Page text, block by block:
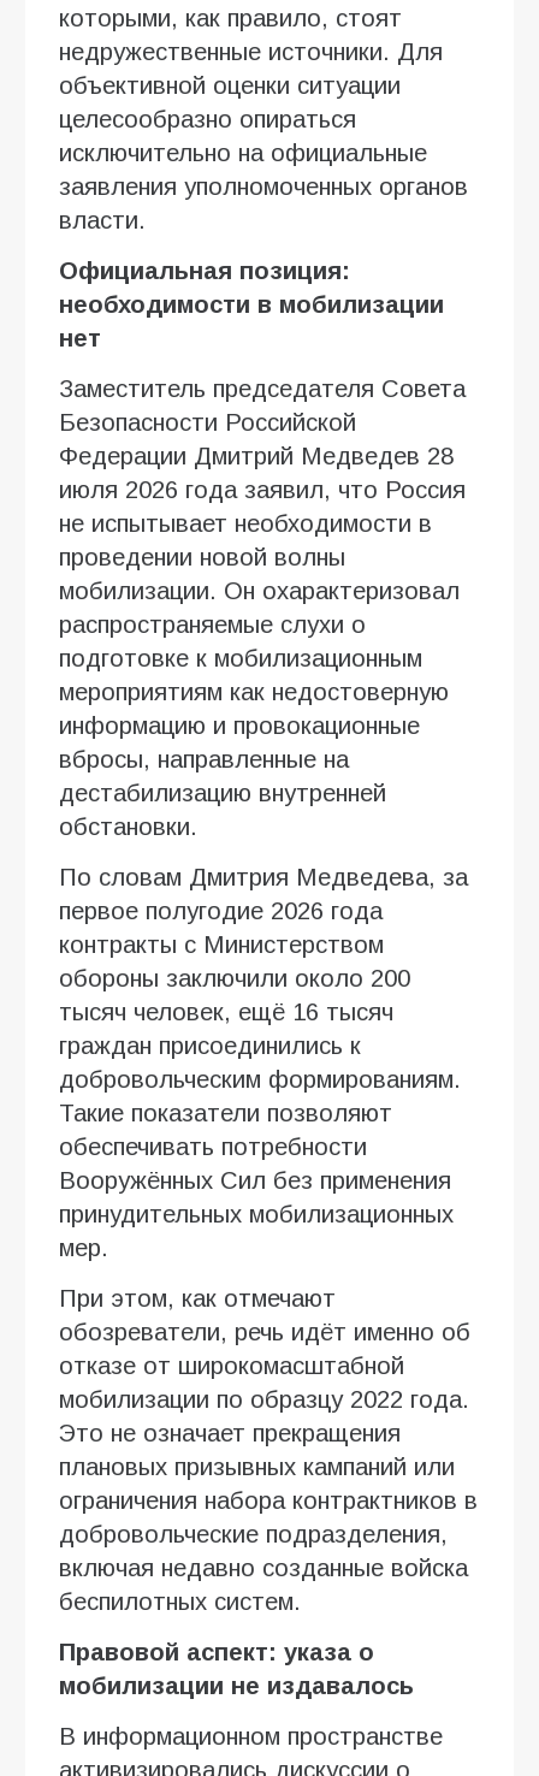
которыми, как правило, стоят
недружественные источники. Для
объективной оценки ситуации
целесообразно опираться
исключительно на официальные
заявления уполномоченных органов
власти.
Официальная позиция:
необходимости в мобилизации
нет
Заместитель председателя Совета
Безопасности Российской
Федерации Дмитрий Медведев 28
июля 2026 года заявил, что Россия
не испытывает необходимости в
проведении новой волны
мобилизации. Он охарактеризовал
распространяемые слухи о
подготовке к мобилизационным
мероприятиям как недостоверную
информацию и провокационные
вбросы, направленные на
дестабилизацию внутренней
обстановки.
По словам Дмитрия Медведева, за
первое полугодие 2026 года
контракты с Министерством
обороны заключили около 200
тысяч человек, ещё 16 тысяч
граждан присоединились к
добровольческим формированиям.
Такие показатели позволяют
обеспечивать потребности
Вооружённых Сил без применения
принудительных мобилизационных
мер.
При этом, как отмечают
обозреватели, речь идёт именно об
отказе от широкомасштабной
мобилизации по образцу 2022 года.
Это не означает прекращения
плановых призывных кампаний или
ограничения набора контрактников в
добровольческие подразделения,
включая недавно созданные войска
беспилотных систем.
Правовой аспект: указа о
мобилизации не издавалось
В информационном пространстве
активизировались дискуссии о